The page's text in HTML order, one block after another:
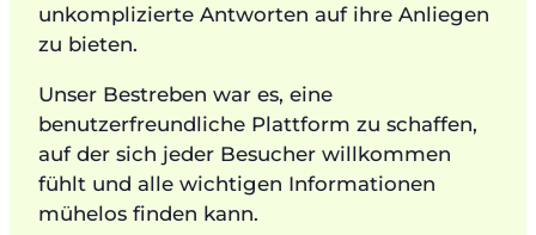
unkomplizierte Antworten auf ihre Anliegen
zu bieten.
Unser Bestreben war es, eine
benutzerfreundliche Plattform zu schaffen,
auf der sich jeder Besucher willkommen
fühlt und alle wichtigen Informationen
mühelos finden kann.